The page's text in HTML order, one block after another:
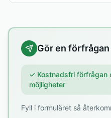
Gör en förfrågan
✓ Kostnadsfri förfrågan
möjligheter
Fyll i formuläret så